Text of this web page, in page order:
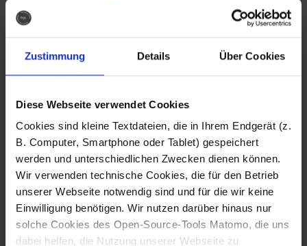
Zustimmung Details Über Cookies
Diese Webseite verwendet Cookies
Cookies sind kleine Textdateien, die in Ihrem Endgerät (z.
B. Computer, Smartphone oder Tablet) gespeichert
werden und unterschiedlichen Zwecken dienen können.
Wir verwenden technische Cookies, die für den Betrieb
unserer Webseite notwendig sind und für die wir keine
Einwilligung benötigen. Wir nutzen darüber hinaus nur
solche Cookies des Open-Source-Tools Matomo, die uns
dabei helfen, die Nutzung unserer Webseite zu
Fotografo: Lorenz
Sternbach
Download
Fotografo: Lorenz
Sternbach
Download